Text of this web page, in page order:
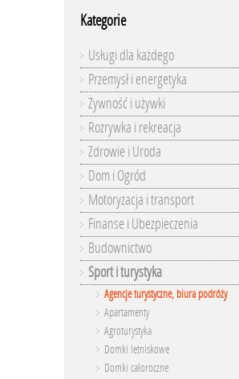
Kategorie
Usługi dla każdego
Przemysł i energetyka
Żywność i używki
Rozrywka i rekreacja
Zdrowie i Uroda
Dom i Ogród
Motoryzacja i transport
Finanse i Ubezpieczenia
Budownictwo
Sport i turystyka
Agencje turystyczne, biura podróży
Apartamenty
Agroturystyka
Domki letniskowe
Domki całoroczne